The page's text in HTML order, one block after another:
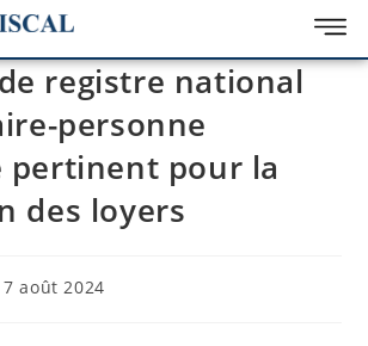
registre national
personne
pertinent pour la
des loyers
7 août 2024